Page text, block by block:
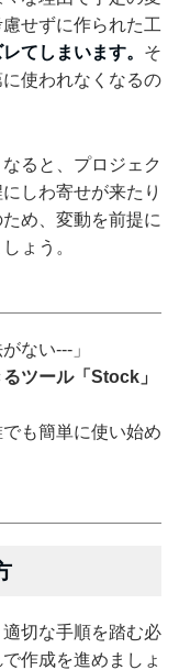
せずに作られた工
てしまいます。 そ
使われなくなるの
ると、プロジェク
しわ寄せが来たり
め、変動を前提に
ょう。
ない---」
ツール「Stock」
も簡単に使い始め
切な手順を踏む必
作成を進めましょ